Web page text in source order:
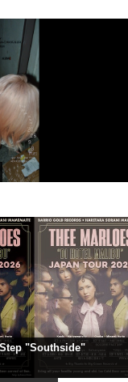
"Southside"